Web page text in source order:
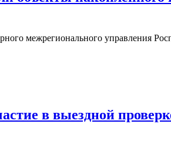
межрегионального управления
в выездной